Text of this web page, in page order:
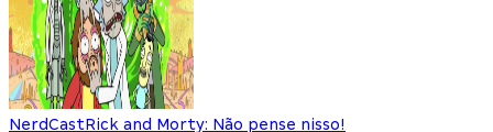
NerdCastRick and Morty: Não pense nisso!